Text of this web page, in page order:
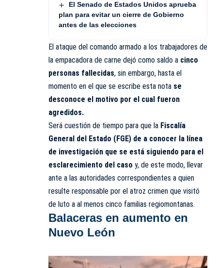
El Senado de Estados Unidos aprueba
plan para evitar un cierre de Gobierno
antes de las elecciones
El ataque del comando armado a los trabajadores de
la empacadora de carne dejó como saldo a cinco
personas fallecidas, sin embargo, hasta el
momento en el que se escribe esta nota se
desconoce el motivo por el cual fueron
agredidos.
Será cuestión de tiempo para que la Fiscalía
General del Estado (FGE) de a conocer la línea
de investigación que se está siguiendo para el
esclarecimiento del caso y, de este modo, llevar
ante a las autoridades correspondientes a quien
resulte responsable por el atroz crimen que visitó
de luto a al menos cinco familias regiomontanas.
Balaceras en aumento en
Nuevo León